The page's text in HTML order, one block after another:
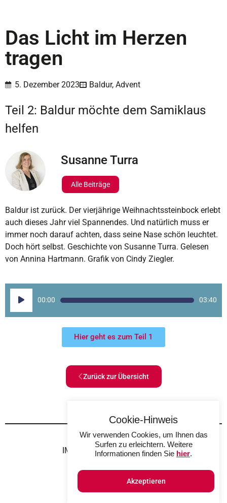
Das Licht im Herzen
tragen
5. Dezember 2023 Baldur, Advent
Teil 2: Baldur möchte dem Samiklaus
helfen
Susanne Turra
Alle Beiträge
Baldur ist zurück. Der vierjährige Weihnachtssteinbock erlebt
auch dieses Jahr viel Spannendes. Und natürlich muss er
immer noch darauf achten, dass seine Nase schön leuchtet.
Doch hört selbst. Geschichte von Susanne Turra. Gelesen
von Annina Hartmann. Grafik von Cindy Ziegler.
Audio-
Player
00:00 03:40
Hier geht es zum Teil 1
Zurück zur Übersicht
IMPRESSUMDATENSCHUTZ
Cookie-Hinweis
Wir verwenden Cookies, um Ihnen das
Surfen zu erleichtern. Weitere
Informationen finden Sie hier.
Akzeptieren